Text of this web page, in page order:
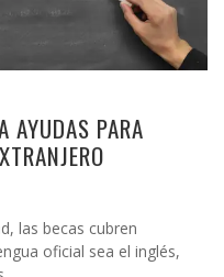
AYUDAS PARA
las becas cubren
oficial sea el inglés,